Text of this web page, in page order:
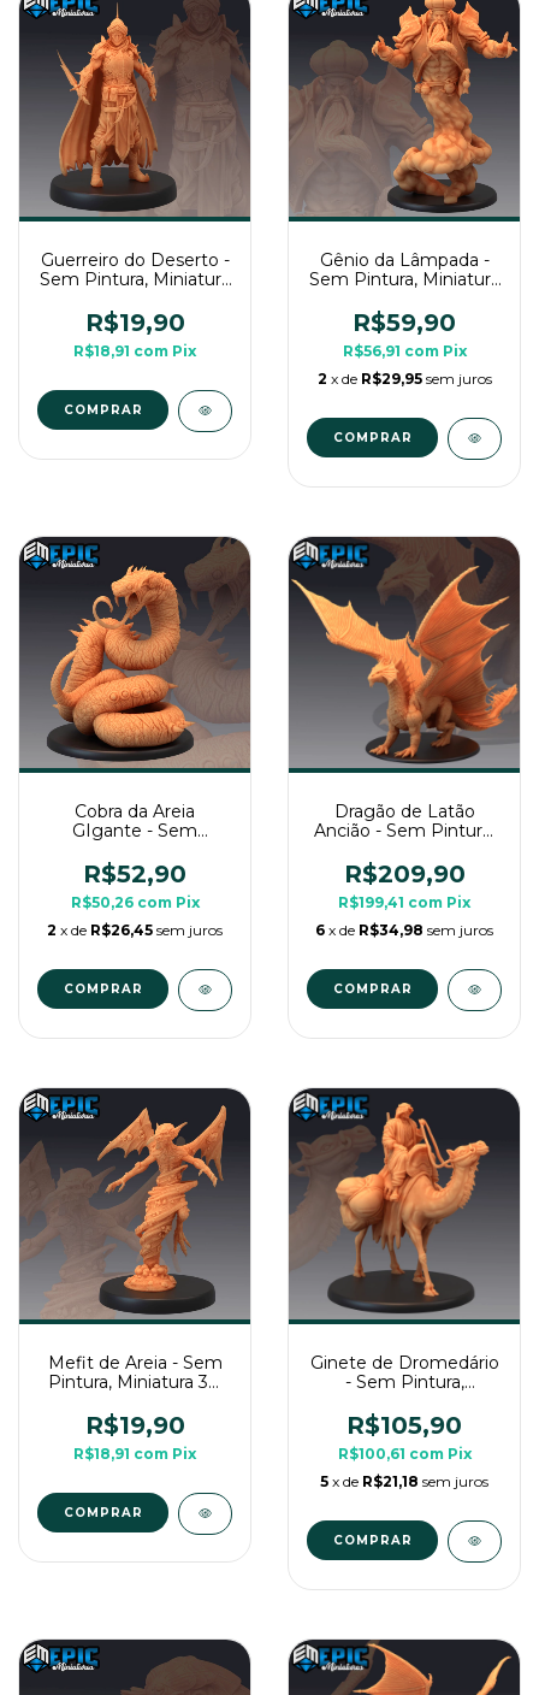
Guerreiro do Deserto -
Sem Pintura, Miniatura
Mesa
R$19,90
R$18,91 com Pix
COMPRAR
Gênio da Lâmpada -
Sem Pintura, Miniatura
de Mesa
R$59,90
R$56,91 com Pix
2 x de R$29,95 sem juros
COMPRAR
Cobra da Areia
GIgante - Sem
Grande Para Rpg de
Mesa
R$52,90
R$50,26 com Pix
2 x de R$26,45 sem juros
COMPRAR
Dragão de Latão
Ancião - Sem Pintura,
Para Rpg de Mesa
R$209,90
R$199,41 com Pix
6 x de R$34,98 sem juros
Mefit de Areia - Sem
Pintura, Miniatura 3D
Mesa
R$19,90
R$18,91 com Pix
COMPRAR
Ginete de Dromedário
- Sem Pintura,
Para Rpg de Mesa
R$105,90
R$100,61 com Pix
5 x de R$21,18 sem juros
COMPRAR